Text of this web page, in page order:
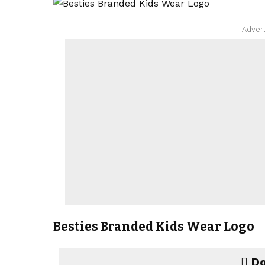
-
Besties Branded Kids Wear Logo